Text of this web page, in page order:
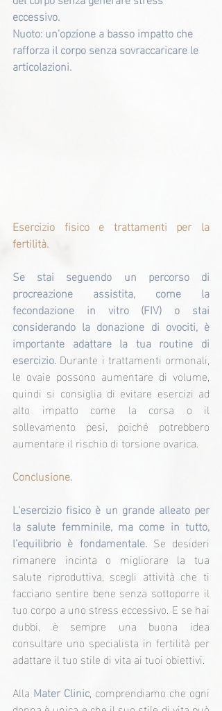
eccessivo.
Nuoto: un'opzione a basso impatto che
rafforza il corpo senza sovraccaricare le
articolazioni.
Esercizio fisico e trattamenti per la
fertilità.
Se stai seguendo un percorso di
procreazione assistita, come la
fecondazione in vitro (FIV) o stai
considerando la donazione di ovociti, è
importante adattare la tua routine di
esercizio. Durante i trattamenti ormonali,
le ovaie possono aumentare di volume,
quindi si consiglia di evitare esercizi ad
alto impatto come la corsa o il
sollevamento pesi, poiché potrebbero
aumentare il rischio di torsione ovarica.
Conclusione.
L'esercizio fisico è un grande alleato per
la salute femminile, ma come in tutto,
l’equilibrio è fondamentale. Se desideri
rimanere incinta o migliorare la tua
salute riproduttiva, scegli attività che ti
facciano sentire bene senza sottoporre il
tuo corpo a uno stress eccessivo. E se hai
dubbi, è sempre una buona idea
consultare uno specialista in fertilità per
adattare il tuo stile di vita ai tuoi obiettivi.
Alla Mater Clinic, comprendiamo che ogni